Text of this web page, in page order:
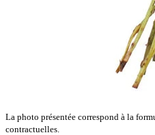
La photo présentée correspond à la
contractuelles.